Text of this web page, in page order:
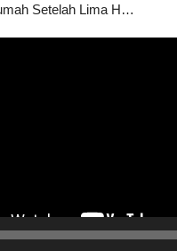
Setelah Lima H…